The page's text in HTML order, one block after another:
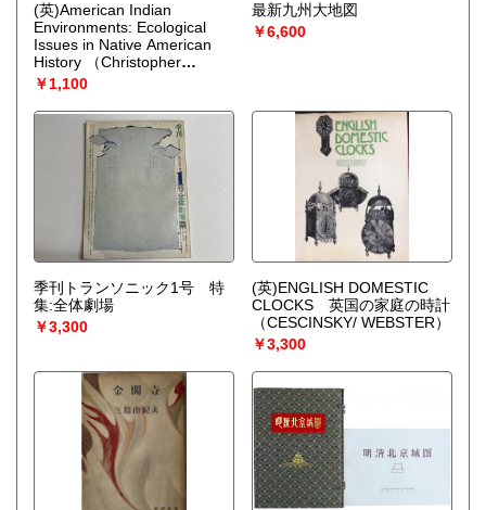
(英)American Indian
Environments: Ecological
Issues in Native American
History
（Christopher
Vecsey）
￥1,100
最新九州大地図
￥6,600
季刊トランソニック1号 特
集:全体劇場
￥3,300
(英)ENGLISH DOMESTIC
CLOCKS 英国の家庭の時計
（CESCINSKY/ WEBSTER）
￥3,300